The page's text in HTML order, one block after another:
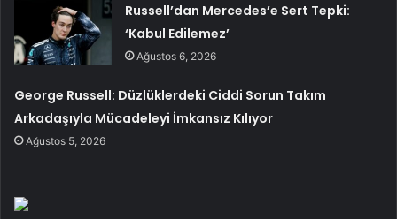
Russell’dan Mercedes’e Sert Tepki:
‘Kabul Edilemez’
Ağustos 6, 2026
George Russell: Düzlüklerdeki Ciddi Sorun Takım
Arkadaşıyla Mücadeleyi İmkansız Kılıyor
Ağustos 5, 2026